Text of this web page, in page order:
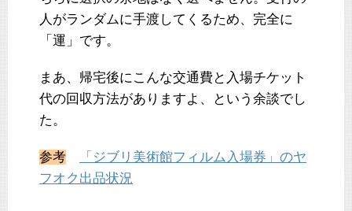
人がランダムに手渡してくるため、完全に
「運」です。
まあ、帰宅後にこんな交通費と入場チケット
代の回収方法がありますよ、という余談でし
た。
参考
「ジブリ美術館フィルム入場券」のヤ
フオク出品状況